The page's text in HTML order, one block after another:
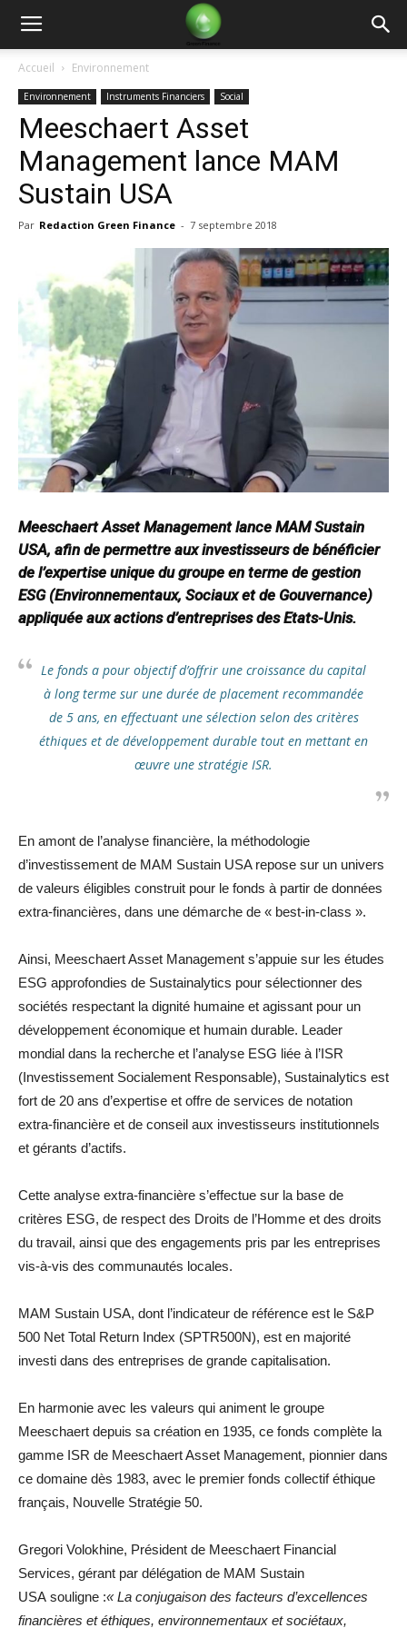
Green
Finance
Accueil Environnement
Environnement Instruments Financiers Social
Meeschaert Asset
Management lance MAM
Sustain USA
Par Redaction Green Finance - 7 septembre 2018
Meeschaert Asset Management lance MAM Sustain
USA, afin de permettre aux investisseurs de bénéficier
de l’expertise unique du groupe en terme de gestion
ESG (Environnementaux, Sociaux et de Gouvernance)
appliquée aux actions d’entreprises des Etats-Unis.
Le fonds a pour objectif d’offrir une croissance du capital
à long terme sur une durée de placement recommandée
de 5 ans, en effectuant une sélection selon des critères
éthiques et de développement durable tout en mettant en
œuvre une stratégie ISR.
En amont de l’analyse financière, la méthodologie
d’investissement de MAM Sustain USA repose sur un univers
de valeurs éligibles construit pour le fonds à partir de données
extra-financières, dans une démarche de « best-in-class ».
Ainsi, Meeschaert Asset Management s’appuie sur les études
ESG approfondies de Sustainalytics pour sélectionner des
sociétés respectant la dignité humaine et agissant pour un
développement économique et humain durable. Leader
mondial dans la recherche et l’analyse ESG liée à l’ISR
(Investissement Socialement Responsable), Sustainalytics est
fort de 20 ans d’expertise et offre de services de notation
extra-financière et de conseil aux investisseurs institutionnels
et gérants d’actifs.
Cette analyse extra-financière s’effectue sur la base de
critères ESG, de respect des Droits de l’Homme et des droits
du travail, ainsi que des engagements pris par les entreprises
vis-à-vis des communautés locales.
MAM Sustain USA, dont l’indicateur de référence est le S&P
500 Net Total Return Index (SPTR500N), est en majorité
investi dans des entreprises de grande capitalisation.
En harmonie avec les valeurs qui animent le groupe
Meeschaert depuis sa création en 1935, ce fonds complète la
gamme ISR de Meeschaert Asset Management, pionnier dans
ce domaine dès 1983, avec le premier fonds collectif éthique
français, Nouvelle Stratégie 50.
Gregori Volokhine, Président de Meeschaert Financial
Services, gérant par délégation de MAM Sustain
USA souligne :« La conjugaison des facteurs d’excellences
financières et éthiques, environnementaux et sociétaux,